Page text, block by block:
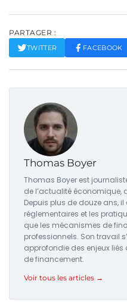
PARTAGER :
TWITTER FACEBOOK
Thomas Boyer
Thomas Boyer est
de l’actualité économique,
Depuis plus de douze ans,
réglementaires et les
que les mécanismes de
professionnels. Son travail
approfondie des enjeux liés
de financement.
Voir tous les articles →